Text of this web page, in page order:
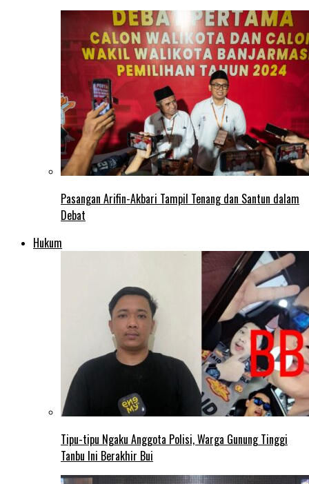
Pasangan Arifin-Akbari Tampil Tenang dan Santun dalam
Debat
Hukum
Tipu-tipu Ngaku Anggota Polisi, Warga Gunung Tinggi
Tanbu Ini Berakhir Bui